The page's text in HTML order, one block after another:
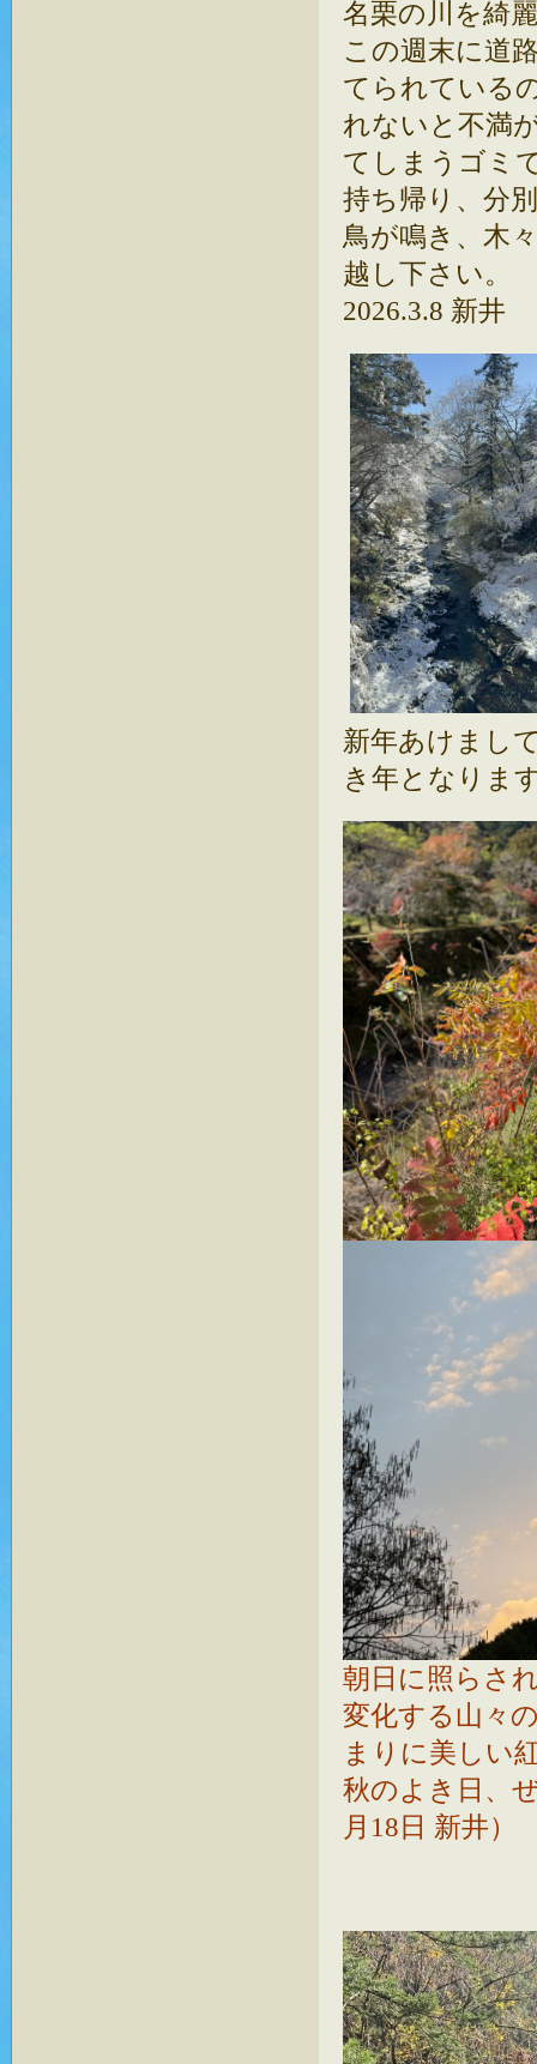
名栗の川を綺
この週末に道
てられている
れないと不満
てしまうゴミ
持ち帰り、分
鳥が鳴き、木
越し下さい。
2026.3.8 新井
新年あけまし
き年となりま
朝日に照らさ
変化する山々
まりに美しい
秋のよき日、
月18日 新井）